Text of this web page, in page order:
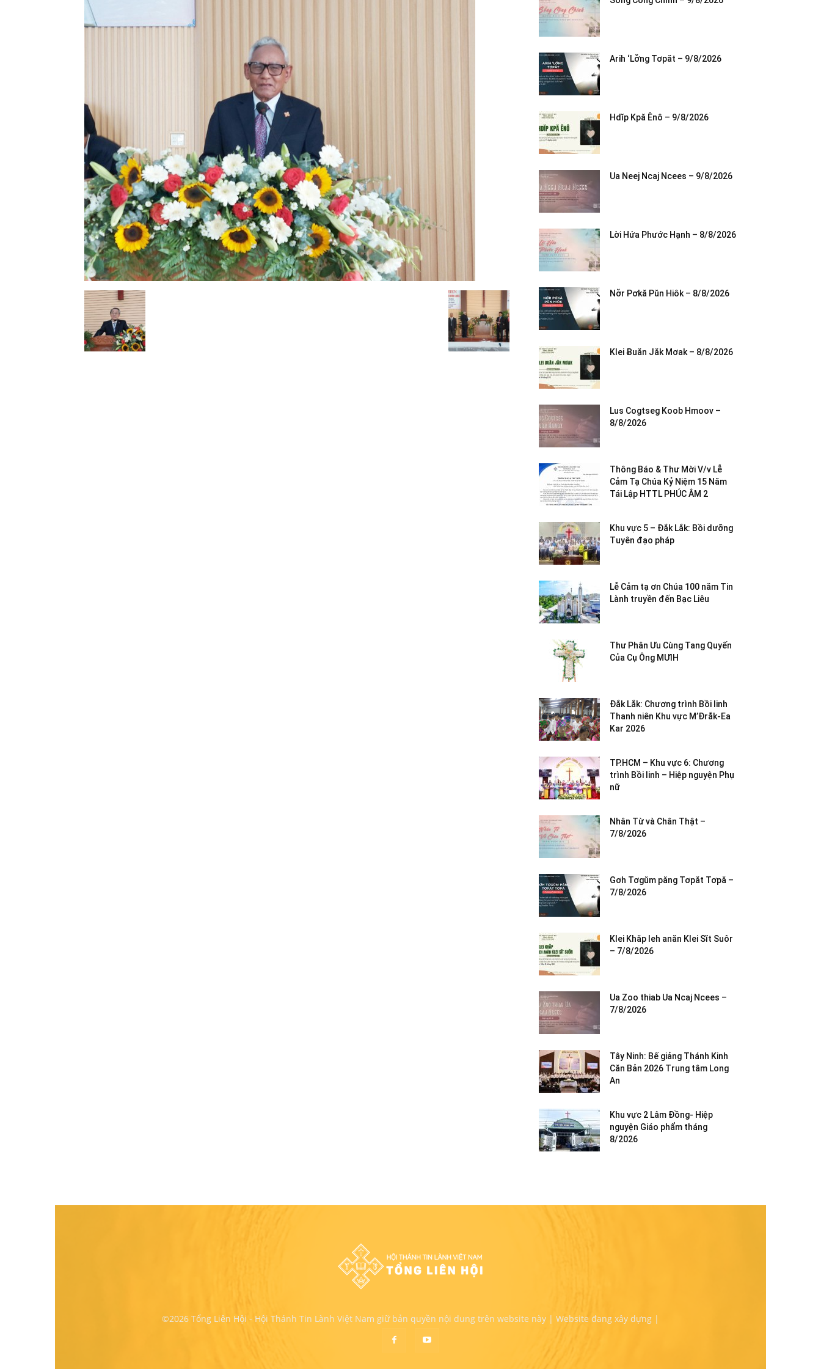
Việt
Arih ‘Lơ̆ng Tơpăt – 9/8/2026
Hdĭp Kpă Ênô – 9/8/2026
Ua Neej Ncaj Ncees – 9/8/2026
Lời Hứa Phước Hạnh – 8/8/2026
Nơ̆r Pơkă Pŭn Hiôk – 8/8/2026
Klei Ƀuăn Jăk Mơak – 8/8/2026
Lus Cogtseg Koob Hmoov –
8/8/2026
Thông Báo & Thư Mời V/v Lễ
Cảm Tạ Chúa Kỷ Niệm 15 Năm
Tái Lập HTTL PHÚC ÂM 2
Khu vực 5 – Đắk Lắk: Bồi dưỡng
Tuyên đạo pháp
Lễ Cảm tạ ơn Chúa 100 năm Tin
Lành truyền đến Bạc Liêu
Thư Phân Ưu Cùng Tang Quyến
Của Cụ Ông MƯIH
Đắk Lắk: Chương trình Bồi linh
Thanh niên Khu vực M’Đrắk-Ea
Kar 2026
TP.HCM – Khu vực 6: Chương
trình Bồi linh – Hiệp nguyện Phụ
nữ
Nhân Từ và Chân Thật –
7/8/2026
Gơh Tơgŭm păng Tơpăt Tơpă –
7/8/2026
Klei Khăp leh anăn Klei Sĭt Suôr
– 7/8/2026
Ua Zoo thiab Ua Ncaj Ncees –
7/8/2026
Tây Ninh: Bế giảng Thánh Kinh
Căn Bản 2026 Trung tâm Long
An
Khu vực 2 Lâm Đồng- Hiệp
nguyện Giáo phẩm tháng
8/2026
©2026 Tổng Liên Hội - Hội Thánh Tin Lành Việt Nam giữ bản quyền nội dung trên website này | Website đang xây dựng |